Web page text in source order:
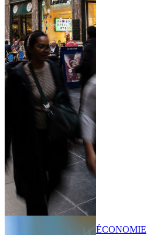
ÉCONOMIE